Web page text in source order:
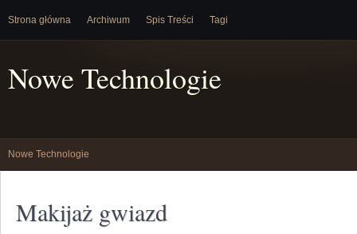
Strona główna Archiwum Spis Treści Tagi
Nowe Technologie
Nowe Technologie
Makijaż gwiazd